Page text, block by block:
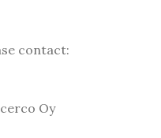
contact:
Oy